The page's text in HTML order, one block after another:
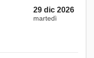
29 dic 2026
martedì